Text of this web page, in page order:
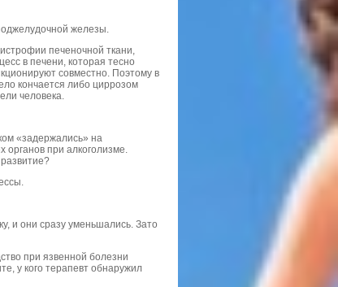
железы.
печеночной ткани,
в печени, которая тесно
совместно. Поэтому в
кончается либо циррозом
человека.
«задержались» на
органов при алкоголизме.
и они сразу уменьшались. Зато
при язвенной болезни
у кого терапевт обнаружил